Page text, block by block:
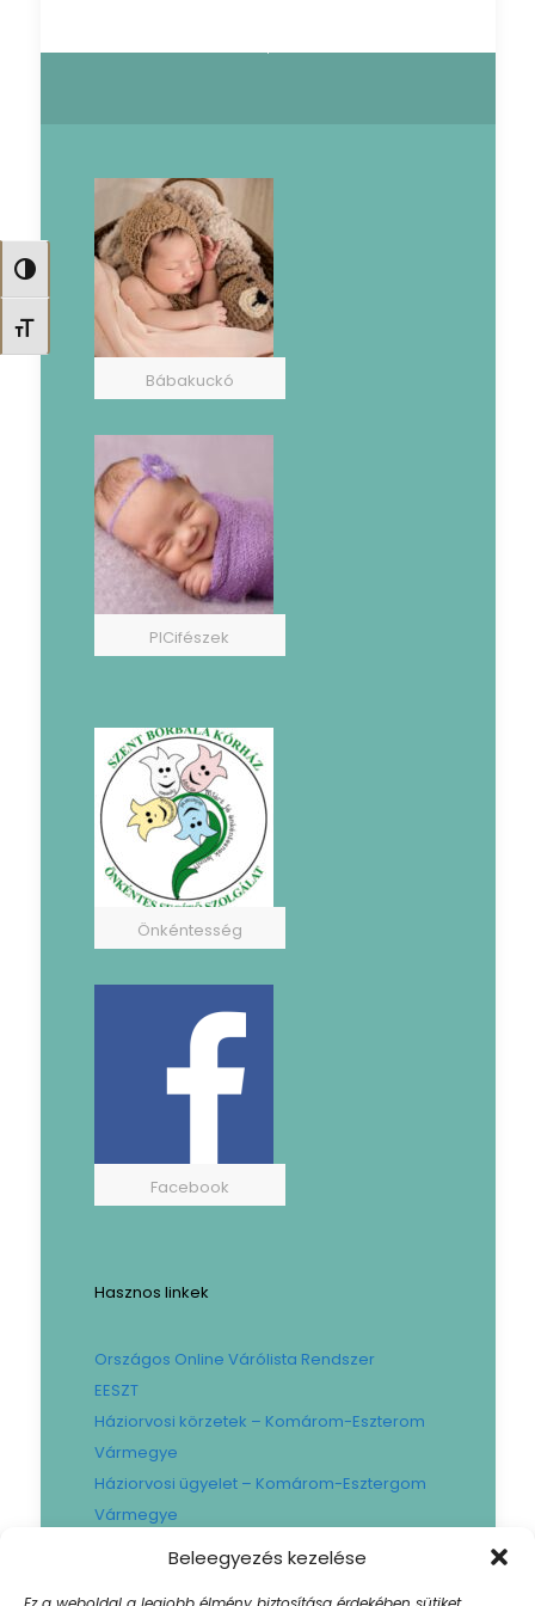
Beleegyezés kezelése
Nagy kontraszt váltása
Betűméret váltása
Bábakuckó
PICifészek
Önkéntesség
Facebook
Hasznos linkek
Országos Online Várólista Rendszer
EESZT
Háziorvosi körzetek – Komárom-Eszterom
Vármegye
Háziorvosi ügyelet – Komárom-Esztergom
Vármegye
Gyógyszertári ügyelet – Komárom-